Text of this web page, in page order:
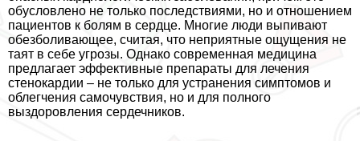
обусловлено не только последствиями, но и отношением
пациентов к болям в сердце. Многие люди выпивают
обезболивающее, считая, что неприятные ощущения не
таят в себе угрозы. Однако современная медицина
предлагает эффективные препараты для лечения
стенокардии – не только для устранения симптомов и
облегчения самочувствия, но и для полного
выздоровления сердечников.